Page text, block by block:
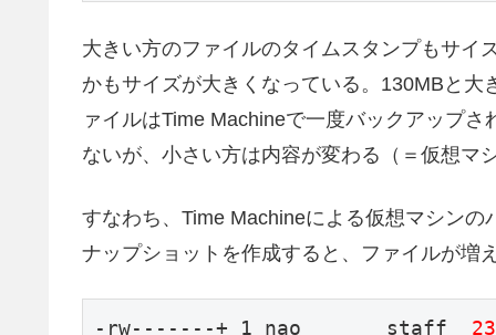
大きい方のファイルのタイムスタンプもサイ
かもサイズが大きくなっている。130MBと
ァイルはTime Machineで一度バックアップ
ないが、小さい方は内容が変わる（＝仮想マ
すなわち、Time Machineによる仮想マシン
ナップショットを作成すると、ファイルが増え
-rw-------+ 1 nao       staff